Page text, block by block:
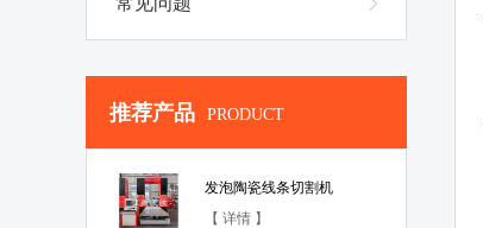
推荐产品 PRODUCT
发泡陶瓷线条切割机
【 详情 】